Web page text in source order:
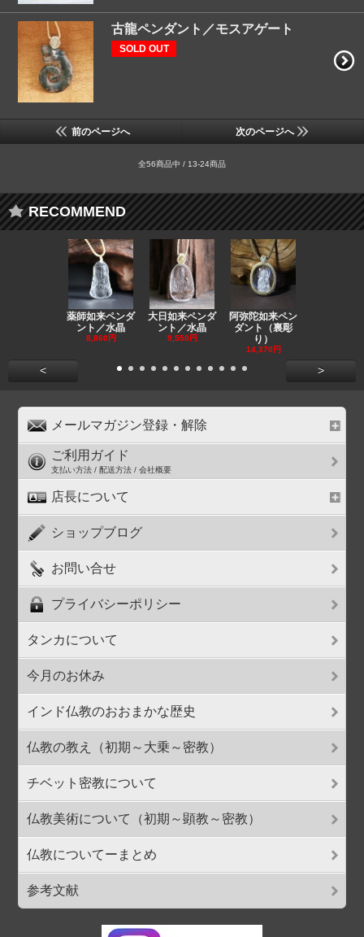
古龍ペンダント／モスアゲート
SOLD OUT
前のページへ 次のページへ
全56商品中 / 13-24商品
RECOMMEND
薬師如来ペンダ
ント／水晶
8,860円
大日如来ペンダ
ント／水晶
9,550円
阿弥陀如来ペン
ダント（裏彫
り）
14,370円
< >
メールマガジン登録・解除
ご利用ガイド
支払い方法 / 配送方法 / 会社概要
店長について
ショップブログ
お問い合せ
プライバシーポリシー
タンカについて
今月のお休み
インド仏教のおおまかな歴史
仏教の教え（初期～大乗～密教）
チベット密教について
仏教美術について（初期～顕教～密教）
仏教についてーまとめ
参考文献